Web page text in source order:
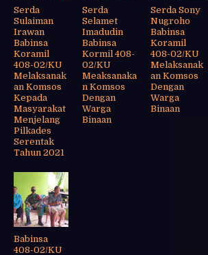
Serda
Sulaiman
Irawan
Babinsa
Koramil
408-02/KU
Melaksanak
an Komsos
Kepada
Masyarakat
Menjelang
Pilkades
Serentak
Tahun 2021
Serda
Selamet
Imadudin
Babinsa
Kormil 408-
02/KU
Meaksanaka
n Komsos
Dengan
Warga
Binaan
Serda Sony
Nugroho
Babinsa
Koramil
408-02/KU
Melaksanak
an Komsos
Dengan
Warga
Binaan
Babinsa
408-02/KU